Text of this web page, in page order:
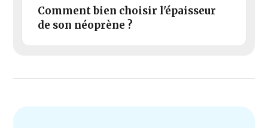
Comment bien choisir l'épaisseur
de son néoprène ?